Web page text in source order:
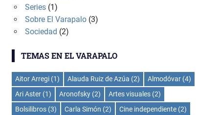
Series(1)
Sobre El Varapalo(3)
Sociedad (2)
TEMAS EN EL VARAPALO
Aitor Arregi (1) Alauda Ruiz de Azúa (2) Almodóvar (4)
Ari Aster (1) Aronofsky (2) Artes visuales (2)
Bolsilibros (3) Carla Simón (2) Cine independiente (2)